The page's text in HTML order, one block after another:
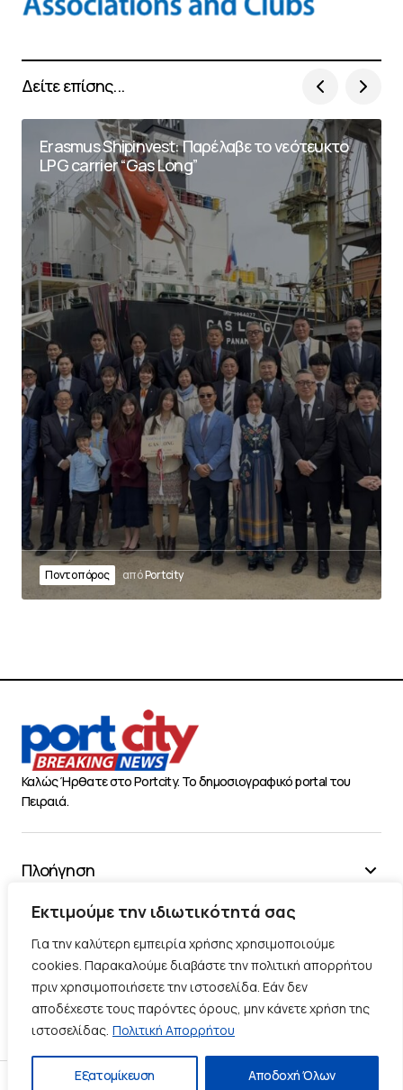
Εκτιμούμε την ιδιωτικότητά σας
Για την καλύτερη εμπειρία χρήσης χρησιμοποιούμε
cookies. Παρακαλούμε διαβάστε την πολιτική απορρήτου
πριν χρησιμοποιήσετε την ιστοσελίδα. Εάν δεν
αποδέχεστε τους παρόντες όρους, μην κάνετε χρήση της
ιστοσελίδας. Πολιτική Απορρήτου
Εξατομίκευση Αποδοχή Όλων
Δείτε επίσης...
Erasmus Shipinvest: Παρέλαβε το νεότευκτο
LPG carrier “Gas Long”
Ποντοπόρος απόPortcity
Καλώς Ήρθατε στο Portcity. Το δημοσιογραφικό portal του
Πειραιά.
Πλοήγηση
Χρήσιμα
Διάφορα
Ακολουθήστε μας
Πολιτική ΑπορρήτουΠολιτική Cookies
Επικοινωνία